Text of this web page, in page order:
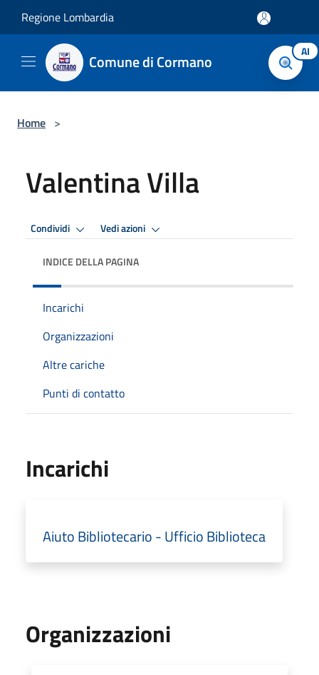
Regione Lombardia
Comune di Cormano AI
Home >
Valentina Villa
Condividi Vedi azioni
INDICE DELLA PAGINA
Incarichi
Organizzazioni
Altre cariche
Punti di contatto
Incarichi
Aiuto Bibliotecario - Ufficio Biblioteca
Organizzazioni